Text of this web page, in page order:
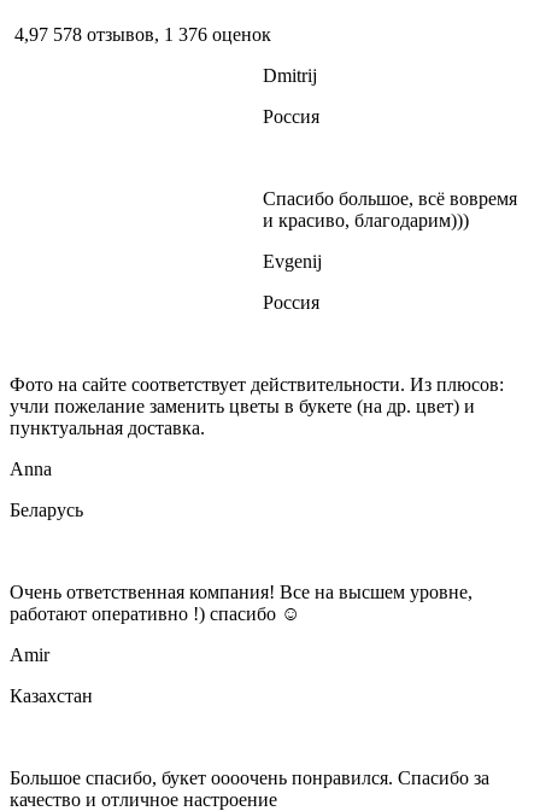
4,97 578 отзывов, 1 376 оценок
Dmitrij
Россия
Спасибо большое, всё вовремя
и красиво, благодарим)))
Evgenij
Россия
Фото на сайте соответствует действительности. Из плюсов:
учли пожелание заменить цветы в букете (на др. цвет) и
пунктуальная доставка.
Anna
Беларусь
Очень ответственная компания! Все на высшем уровне,
работают оперативно !) спасибо ☺️
Amir
Казахстан
Большое спасибо, букет оооочень понравился. Спасибо за
качество и отличное настроение